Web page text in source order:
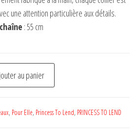
une attention particulière aux détails.
: 55 cm
au panier
, Pour Elle, Princess To Lend, PRINCESS TO LEND